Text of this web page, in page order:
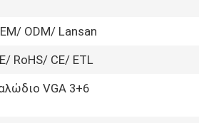
ODM/ Lansan
RoHS/ CE/ ETL
VGA 3+6